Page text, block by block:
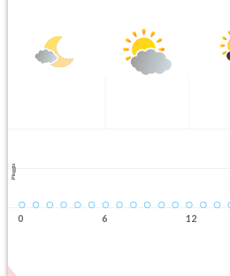
Pioggia
0 6 12